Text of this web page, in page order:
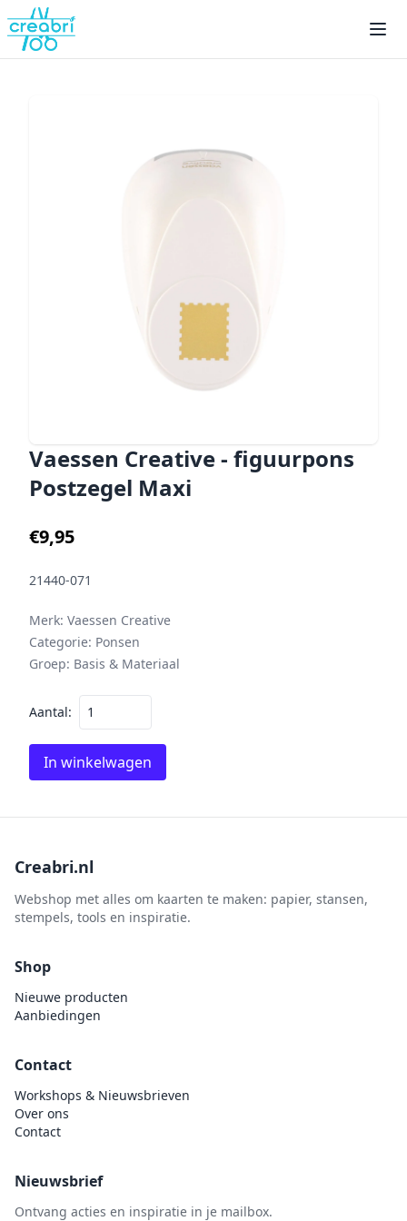
Vaessen Creative - figuurpons
Postzegel Maxi
€9,95
21440-071
Merk: Vaessen Creative
Categorie: Ponsen
Groep: Basis & Materiaal
Aantal:
In winkelwagen
Creabri.nl
Webshop met alles om kaarten te maken: papier, stansen,
stempels, tools en inspiratie.
Shop
Nieuwe producten
Aanbiedingen
Contact
Workshops & Nieuwsbrieven
Over ons
Contact
Nieuwsbrief
Ontvang acties en inspiratie in je mailbox.